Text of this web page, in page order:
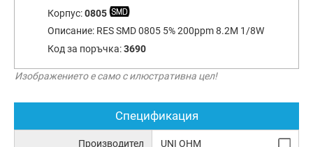
Корпус:0805
Описание: RES SMD 0805 5% 200ppm 8.2M 1/8W
Код за поръчка:3690
Изображението е само с илюстративна цел!
Спецификация
Производител UNI OHM